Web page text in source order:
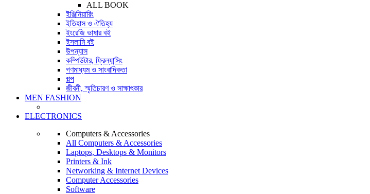
ALL BOOK
ইঞ্জিনিয়ারিং
ইতিহাস ও ঐতিহ্য
ইংরেজি ভাষার বই
ইসলামি বই
উপন্যাস
কম্পিউটার, ফ্রিল্যান্সিং
গণমাধ্যম ও সাংবাদিকতা
গল্প
জীবনী, স্মৃতিচারণ ও সাক্ষাৎকার
MEN FASHION
ELECTRONICS
Computers & Accessories
All Computers & Accessories
Laptops, Desktops & Monitors
Printers & Ink
Networking & Internet Devices
Computer Accessories
Software